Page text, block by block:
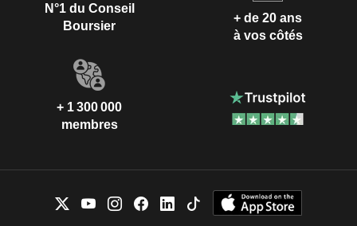
N°1 du Conseil
Boursier
+ de 20 ans
à vos côtés
+ 1 300 000
membres